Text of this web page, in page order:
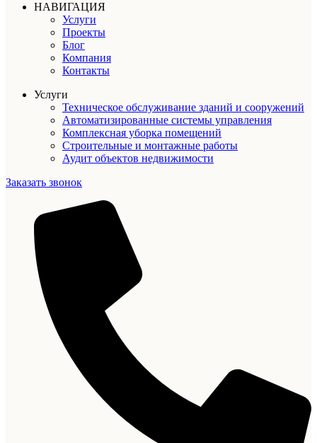
НАВИГАЦИЯ
Услуги
Проекты
Блог
Компания
Контакты
Услуги
Техническое обслуживание зданий и сооружений
Автоматизированные системы управления
Комплексная уборка помещений
Строительные и монтажные работы
Аудит объектов недвижимости
Заказать звонок